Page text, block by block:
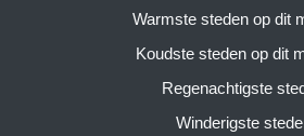
Warmste steden op dit
Koudste steden op dit
Regenachtigste
Winderigste